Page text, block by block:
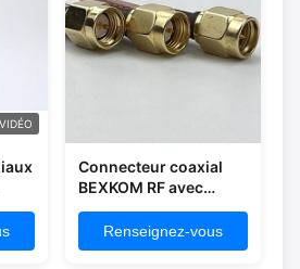
VIDÉO
Connecteur coaxial
BEXKOM RF avec
boîtier en laiton
chromé et isolant en
TPFE pour
Renseignez-vous